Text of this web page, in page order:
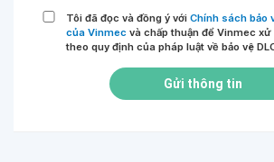
Tôi đã đọc và đồng ý với Chính sách bảo
của Vinmec và chấp thuận để Vinmec xử
theo quy định của pháp luật về bảo vệ
Gửi thông tin